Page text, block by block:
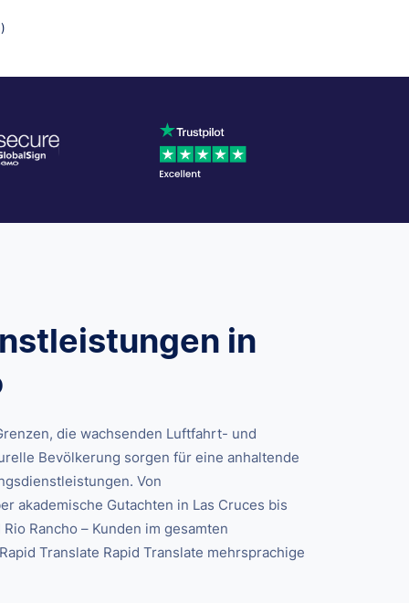
in
die wachsenden Luftfahrt- und
Bevölkerung sorgen für eine anhaltende
Von
akademische Gutachten in Las Cruces bis
Rancho – Kunden im gesamten
Translate Rapid Translate mehrsprachige